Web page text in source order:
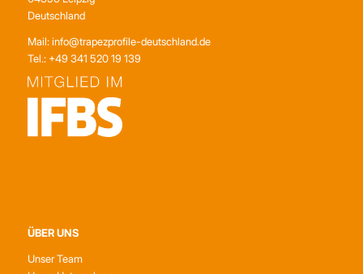
Deutschland
Mail: info@trapezprofile-deutschland.de
Tel.: +49 341 520 19 139
ÜBER UNS
Unser Team